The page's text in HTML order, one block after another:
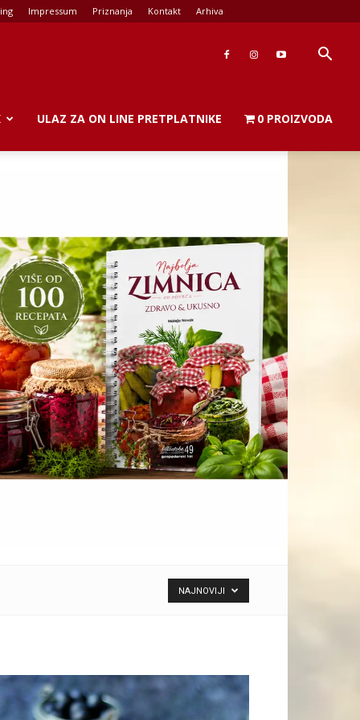
Impressum Priznanja Kontakt Arhiva
ULAZ ZA ON LINE PRETPLATNIKE 0 PROIZVODA
NAJNOVIJI